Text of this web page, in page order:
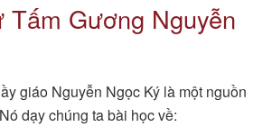
Tấm Gương Nguyễn
giáo Nguyễn Ngọc Ký là một nguồn
dạy chúng ta bài học về: